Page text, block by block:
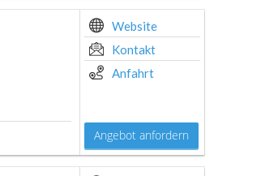
Website
Kontakt
Anfahrt
Angebot anfordern